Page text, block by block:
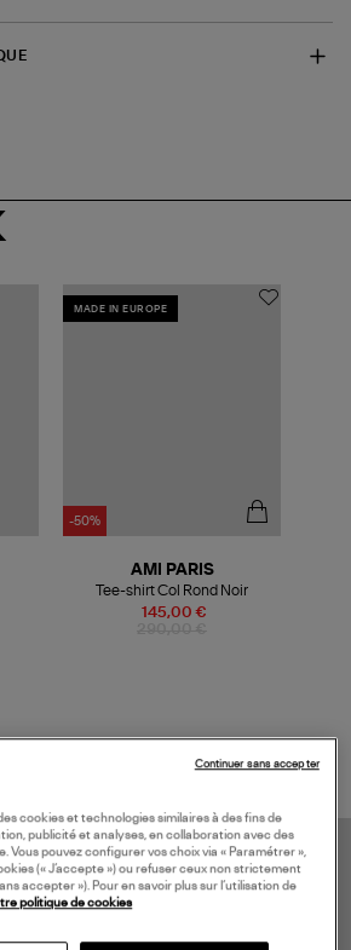
MADE IN EUROPE
-50%
145,00 €
AMI PARIS
Tee-shirt Col Rond Noir
VUS
cookies et technologies similaires à des fins de
publicité et analyses, en collaboration avec des
Vous pouvez configurer vos choix via « Paramétrer »,
(« J’accepte ») ou refuser ceux non strictement
accepter »). Pour en savoir plus sur l’utilisation de
politique de cookies
Continuer sans accepter